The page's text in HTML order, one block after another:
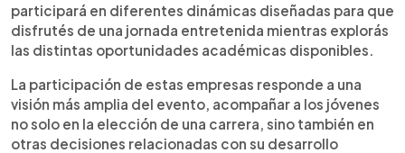
participará en diferentes dinámicas diseñadas para que
disfrutés de una jornada entretenida mientras explorás
las distintas oportunidades académicas disponibles.
La participación de estas empresas responde a una
visión más amplia del evento, acompañar a los jóvenes
no solo en la elección de una carrera, sino también en
otras decisiones relacionadas con su desarrollo